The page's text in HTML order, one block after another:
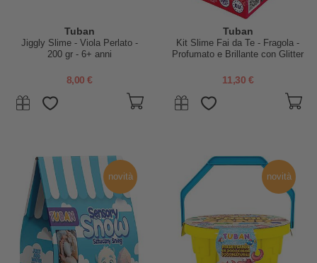
Tuban
Jiggly Slime - Viola Perlato -
200 gr - 6+ anni
8,00 €
Tuban
Kit Slime Fai da Te - Fragola -
Profumato e Brillante con Glitter
11,30 €
novità novità